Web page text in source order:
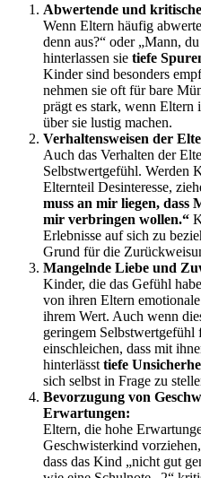
Abwertende und
Wenn Eltern häufig
denn aus?“ oder „Mann,
hinterlassen sie tiefe
Kinder sind besonders
nehmen sie oft für bare
prägt es stark, wenn Eltern
über sie lustig machen.
Verhaltensweisen der
Auch das Verhalten der
Selbstwertgefühl. Werden
Elternteil Desinteresse,
muss an mir liegen, dass
mir verbringen wollen.“
Erlebnisse auf sich zu
Grund für die
Mangelnde Liebe und
Kinder, die das Gefühl
von ihren Eltern
ihrem Wert. Auch wenn
geringem
einschleichen, dass mit
hinterlässt tiefe
sich selbst in Frage zu
Bevorzugung von
Erwartungen:
Eltern, die hohe
Geschwisterkind
dass das Kind „nicht gut